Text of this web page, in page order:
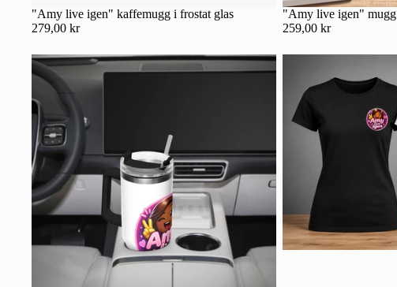
"Amy live igen" kaffemugg i frostat glas
279,00 kr
"Amy live igen" mugg
259,00 kr